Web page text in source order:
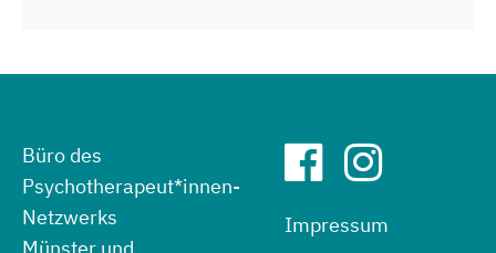
Büro des
Psychotherapeut*innen-
Netzwerks
Impressum